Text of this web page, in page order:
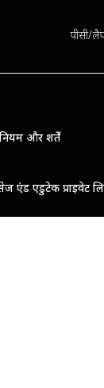
पीसी/
नियम और शर्तें
एंड एडुटेक प्राइवेट